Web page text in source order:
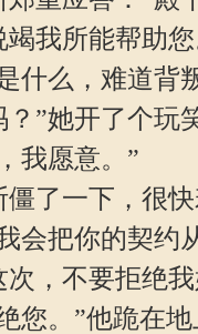
我所能帮助您
什么，难道背
”她开了个玩
我愿意。”
了一下，很
会把你的契约
次，不要拒绝
您。”他跪在地